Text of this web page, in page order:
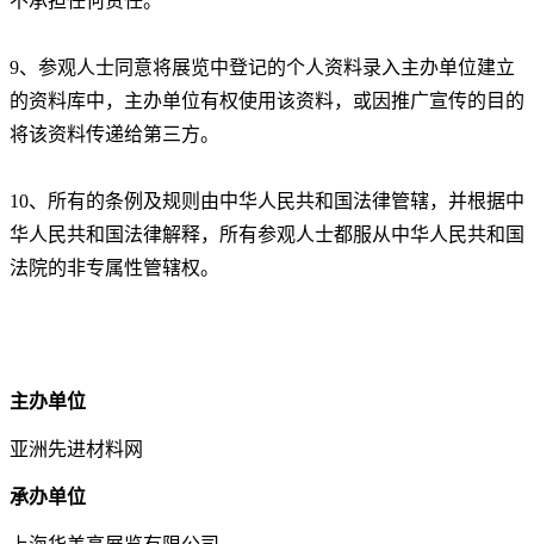
9、 参观人士同意将展览中登记的个人资料录入主办单位建立
的资料库中，主办单位有权使用该资料，或因推广宣传的目的
将该资料传递给第三方。
10、 所有的条例及规则由中华人民共和国法律管辖，并根据中
华人民共和国法律解释，所有参观人士都服从中华人民共和国
法院的非专属性管辖权。
主办单位
亚洲先进材料网
承办单位